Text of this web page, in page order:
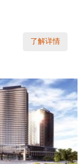
了解详情